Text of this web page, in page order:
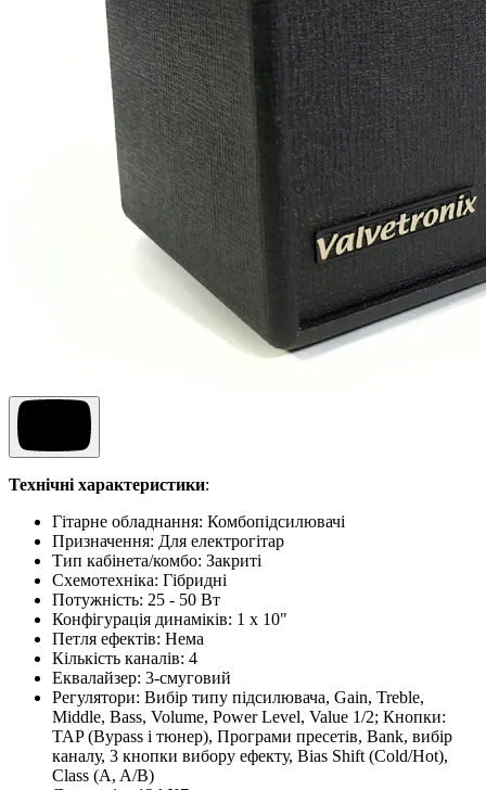
Технічні характеристики:
Гітарне обладнання: Комбопідсилювачі
Призначення: Для електрогітар
Тип кабінета/комбо: Закриті
Схемотехніка: Гібридні
Потужність: 25 - 50 Вт
Конфігурація динаміків: 1 x 10"
Петля ефектів: Нема
Кількість каналів: 4
Еквалайзер: 3-смуговий
Регулятори: Вибір типу підсилювача, Gain, Treble,
Middle, Bass, Volume, Power Level, Value 1/2; Кнопки:
TAP (Bypass і тюнер), Програми пресетів, Bank, вибір
каналу, 3 кнопки вибору ефекту, Bias Shift (Cold/Hot),
Class (A, A/B)